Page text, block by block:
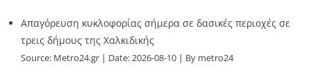
Απαγόρευση κυκλοφορίας σήμερα σε δασικές περιοχές σε
τρεις δήμους της Χαλκιδικής
Source: Metro24.gr Date: 2026-08-10 By metro24